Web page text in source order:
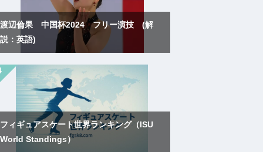
渡辺倫果 中国杯2024 フリー演技 (解
説：英語)
フィギュアスケート世界ランキング（ISU
World Standings）